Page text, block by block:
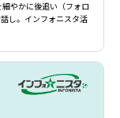
やかに後追い（フォロ
し。インフォニスタ活